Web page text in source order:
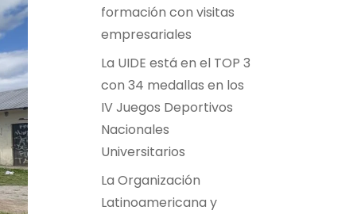
formación con visitas
empresariales
La UIDE está en el TOP 3
con 34 medallas en los
IV Juegos Deportivos
Nacionales
Universitarios
La Organización
Latinoamericana y